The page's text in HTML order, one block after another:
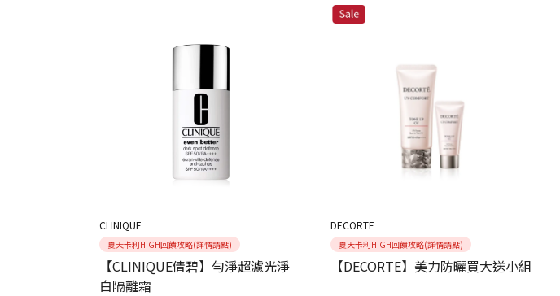
CLINIQUE
夏天卡利HIGH回饋攻略(詳情請點)
【CLINIQUE倩碧】勻淨超濾光淨
白隔離霜
DECORTE
夏天卡利HIGH回饋攻略(詳情請點)
【DECORTE】美力防曬買大送小組